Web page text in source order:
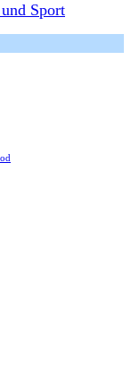
Sport